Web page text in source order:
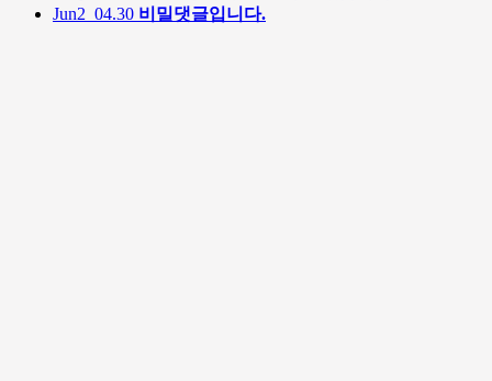
Jun2 04.30 비밀댓글입니다.